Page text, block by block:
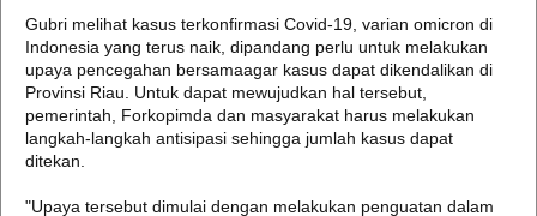
Gubri melihat kasus terkonfirmasi Covid-19, varian omicron di
Indonesia yang terus naik, dipandang perlu untuk melakukan
upaya pencegahan bersamaagar kasus dapat dikendalikan di
Provinsi Riau. Untuk dapat mewujudkan hal tersebut,
pemerintah, Forkopimda dan masyarakat harus melakukan
langkah-langkah antisipasi sehingga jumlah kasus dapat
ditekan.
"Upaya tersebut dimulai dengan melakukan penguatan dalam